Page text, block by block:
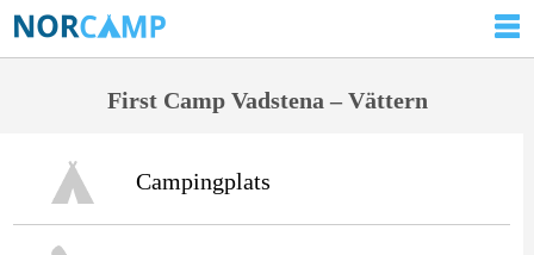
First Camp Vadstena – Vättern
Campingplats